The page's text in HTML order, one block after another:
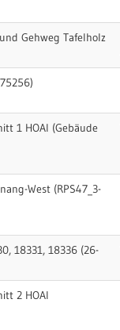
Gehweg Tafelholz
1 HOAI (Gebäude
West (RPS47_3-
18331, 18336 (26-
2 HOAI